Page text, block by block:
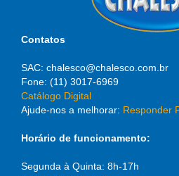
Contatos
SAC: chalesco@chalesco.com.br
Fone: (11) 3017-6969
Catálogo Digital
Ajude-nos a melhorar: Responder
Horário de funcionamento:
Segunda à Quinta: 8h-17h